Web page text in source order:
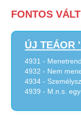
FONTOS
ÚJ TEÁOR
4931 -
4932 - Nem
4934 -
4939 - M.n.s.